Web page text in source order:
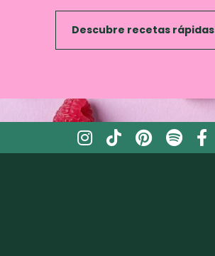
Descubre recetas rápidas